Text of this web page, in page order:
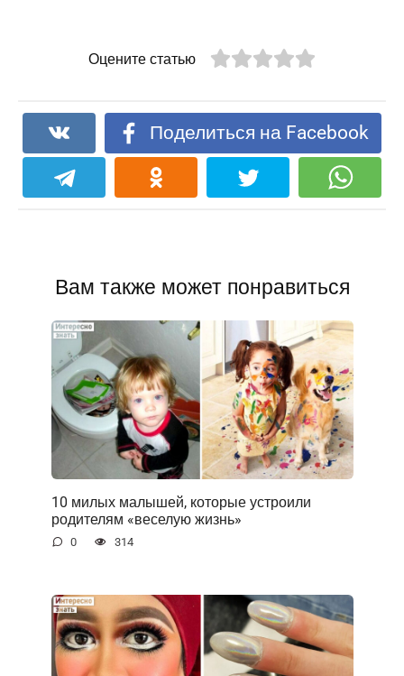
Оцените статью
Поделиться на Facebook
Вам также может понравиться
10 милых малышей, которые устроили
родителям «веселую жизнь»
0 314